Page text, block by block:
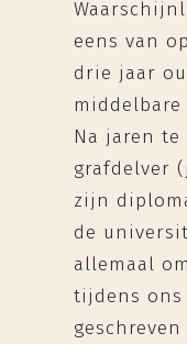
eens van
drie jaar
Na jaren te
grafdelver
zijn
de
allemaal
tijdens ons